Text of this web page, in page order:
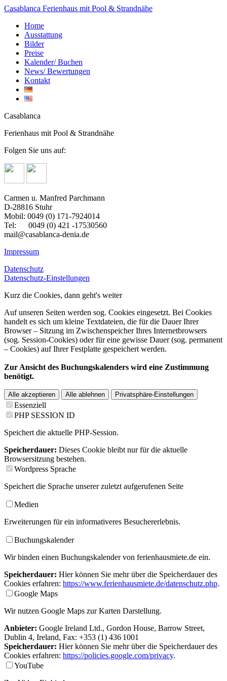
Casablanca Ferienhaus mit Pool & Strandnähe
Home
Ausstattung
Bilder
Preise
Kalender/ Buchen
News/ Bewertungen
Kontakt
Casablanca
Ferienhaus mit Pool & Strandnähe
Folgen Sie uns auf:
Carmen u. Manfred Parchmann
D-28816 Stuhr
Mobil: 0049 (0) 171-7924014
Tel: 0049 (0) 421 -17530560
mail@casablanca-denia.de
Impressum
Datenschutz
Datenschutz-Einstellungen
Kurz die Cookies, dann geht's weiter
Auf unseren Seiten werden sog. Cookies eingesetzt. Bei Cookies
handelt es sich um kleine Textdateien, die für die Dauer Ihrer
Browser – Sitzung im Zwischenspeicher Ihres Internetbrowsers
(sog. Session-Cookies) oder für eine gewisse Dauer (sog. permanent
– Cookies) auf Ihrer Festplatte gespeichert werden.
Zur Ansicht des Buchungskalenders wird eine Zustimmung
benötigt.
Alle akzeptieren Alle ablehnen Privatsphäre-Einstellungen
Essenziell
PHP SESSION ID
Speichert die aktuelle PHP-Session.
Speicherdauer: Dieses Cookie bleibt nur für die aktuelle
Browsersitzung bestehen.
Wordpress Sprache
Speichert die Sprache unserer zuletzt aufgerufenen Seite
Medien
Erweiterungen für ein informativeres Besuchererlebnis.
Buchungskalender
Wir binden einen Buchungskalender von ferienhausmiete.de ein.
Speicherdauer: Hier können Sie mehr über die Speicherdauer des
Cookies erfahren: https://www.ferienhausmiete.de/datenschutz.php.
Google Maps
Wir nutzen Google Maps zur Karten Darstellung.
Anbieter: Google Ireland Ltd., Gordon House, Barrow Street,
Dublin 4, Ireland, Fax: +353 (1) 436 1001
Speicherdauer: Hier können Sie mehr über die Speicherdauer des
Cookies erfahren: https://policies.google.com/privacy.
YouTube